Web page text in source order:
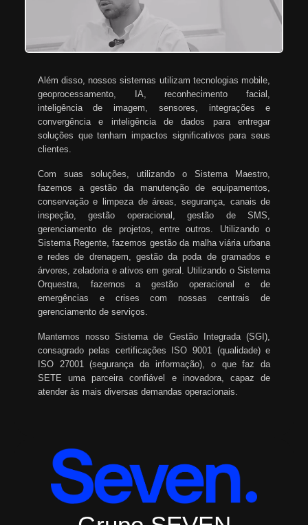
Além disso, nossos sistemas utilizam tecnologias mobile,
geoprocessamento, IA, reconhecimento facial,
inteligência de imagem, sensores, integrações e
convergência e inteligência de dados para entregar
soluções que tenham impactos significativos para seus
clientes.
Com suas soluções, utilizando o Sistema Maestro,
fazemos a gestão da manutenção de equipamentos,
conservação e limpeza de áreas, segurança, canais de
inspeção, gestão operacional, gestão de SMS,
gerenciamento de projetos, entre outros. Utilizando o
Sistema Regente, fazemos gestão da malha viária urbana
e redes de drenagem, gestão da poda de gramados e
árvores, zeladoria e ativos em geral. Utilizando o Sistema
Orquestra, fazemos a gestão operacional e de
emergências e crises com nossas centrais de
gerenciamento de serviços.
Mantemos nosso Sistema de Gestão Integrada (SGI),
consagrado pelas certificações ISO 9001 (qualidade) e
ISO 27001 (segurança da informação), o que faz da
SETE uma parceira confiável e inovadora, capaz de
atender às mais diversas demandas operacionais.